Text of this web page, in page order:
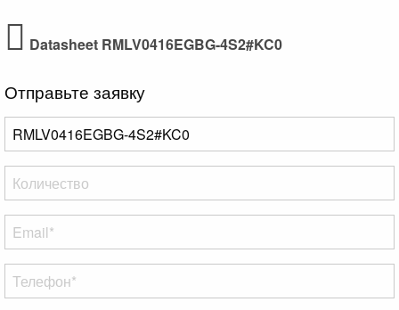
Datasheet RMLV0416EGBG-4S2#KC0
Отправьте заявку